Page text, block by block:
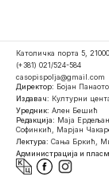
Католичка порта 5,
(+381) 021/524-584
casopispolja@gmail.com
Директор: Бојан
Издавач: Културни
Уредник: Ален Бешић
Редакција: Маја
Софинкић, Марјан
Лектура: Сања Бркић,
Администрација и